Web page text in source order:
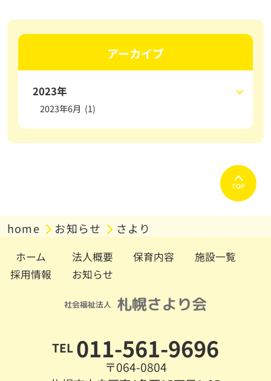
アーカイブ
2023年
2023年6月 (1)
TOP
home お知らせ さより
ホーム 法人概要 保育内容
施設一覧
採用情報
お知らせ
TEL 011-561-9696
〒064-0804